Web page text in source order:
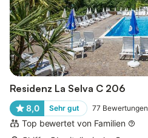
Residenz La Selva C 206
8,0 Sehr gut 77 Bewertungen
Top bewertet von Familien